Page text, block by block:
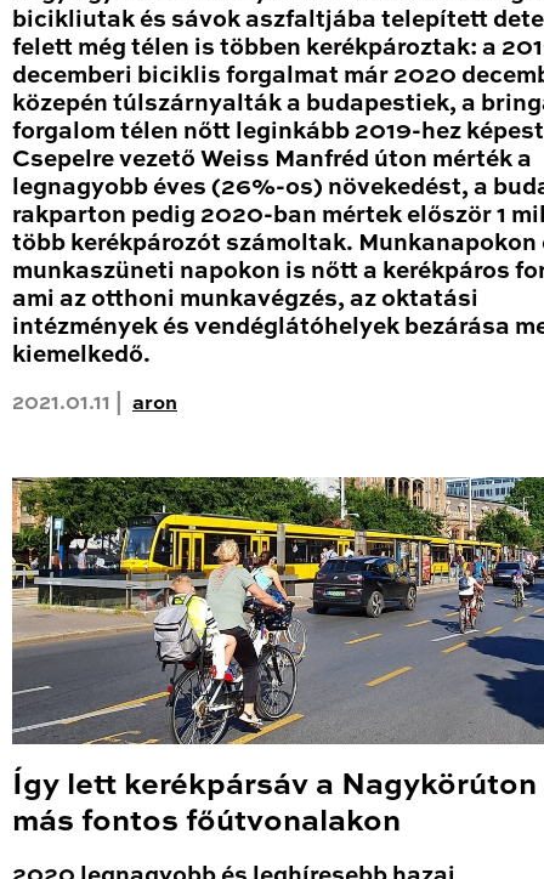
bicikliutak és sávok aszfaltjába telepített
felett még télen is többen kerékpároztak: a
decemberi biciklis forgalmat már 2020
közepén túlszárnyalták a budapestiek, a
forgalom télen nőtt leginkább 2019-hez
Csepelre vezető Weiss Manfréd úton mérték a
legnagyobb éves (26%-os) növekedést, a
rakparton pedig 2020-ban mértek először 1
több kerékpározót számoltak. Munkanapokon
munkaszüneti napokon is nőtt a kerékpáros
ami az otthoni munkavégzés, az oktatási
intézmények és vendéglátóhelyek bezárása
kiemelkedő.
2021.01.11 | aron
Így lett kerékpársáv a Nagykörúton
más fontos főútvonalakon